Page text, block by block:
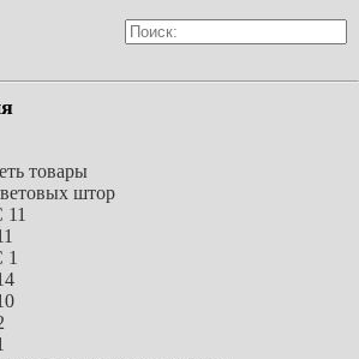
товары
штор
11
1